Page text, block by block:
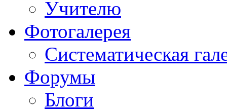
Учителю
Фотогалерея
Систематическая
Форумы
Блоги